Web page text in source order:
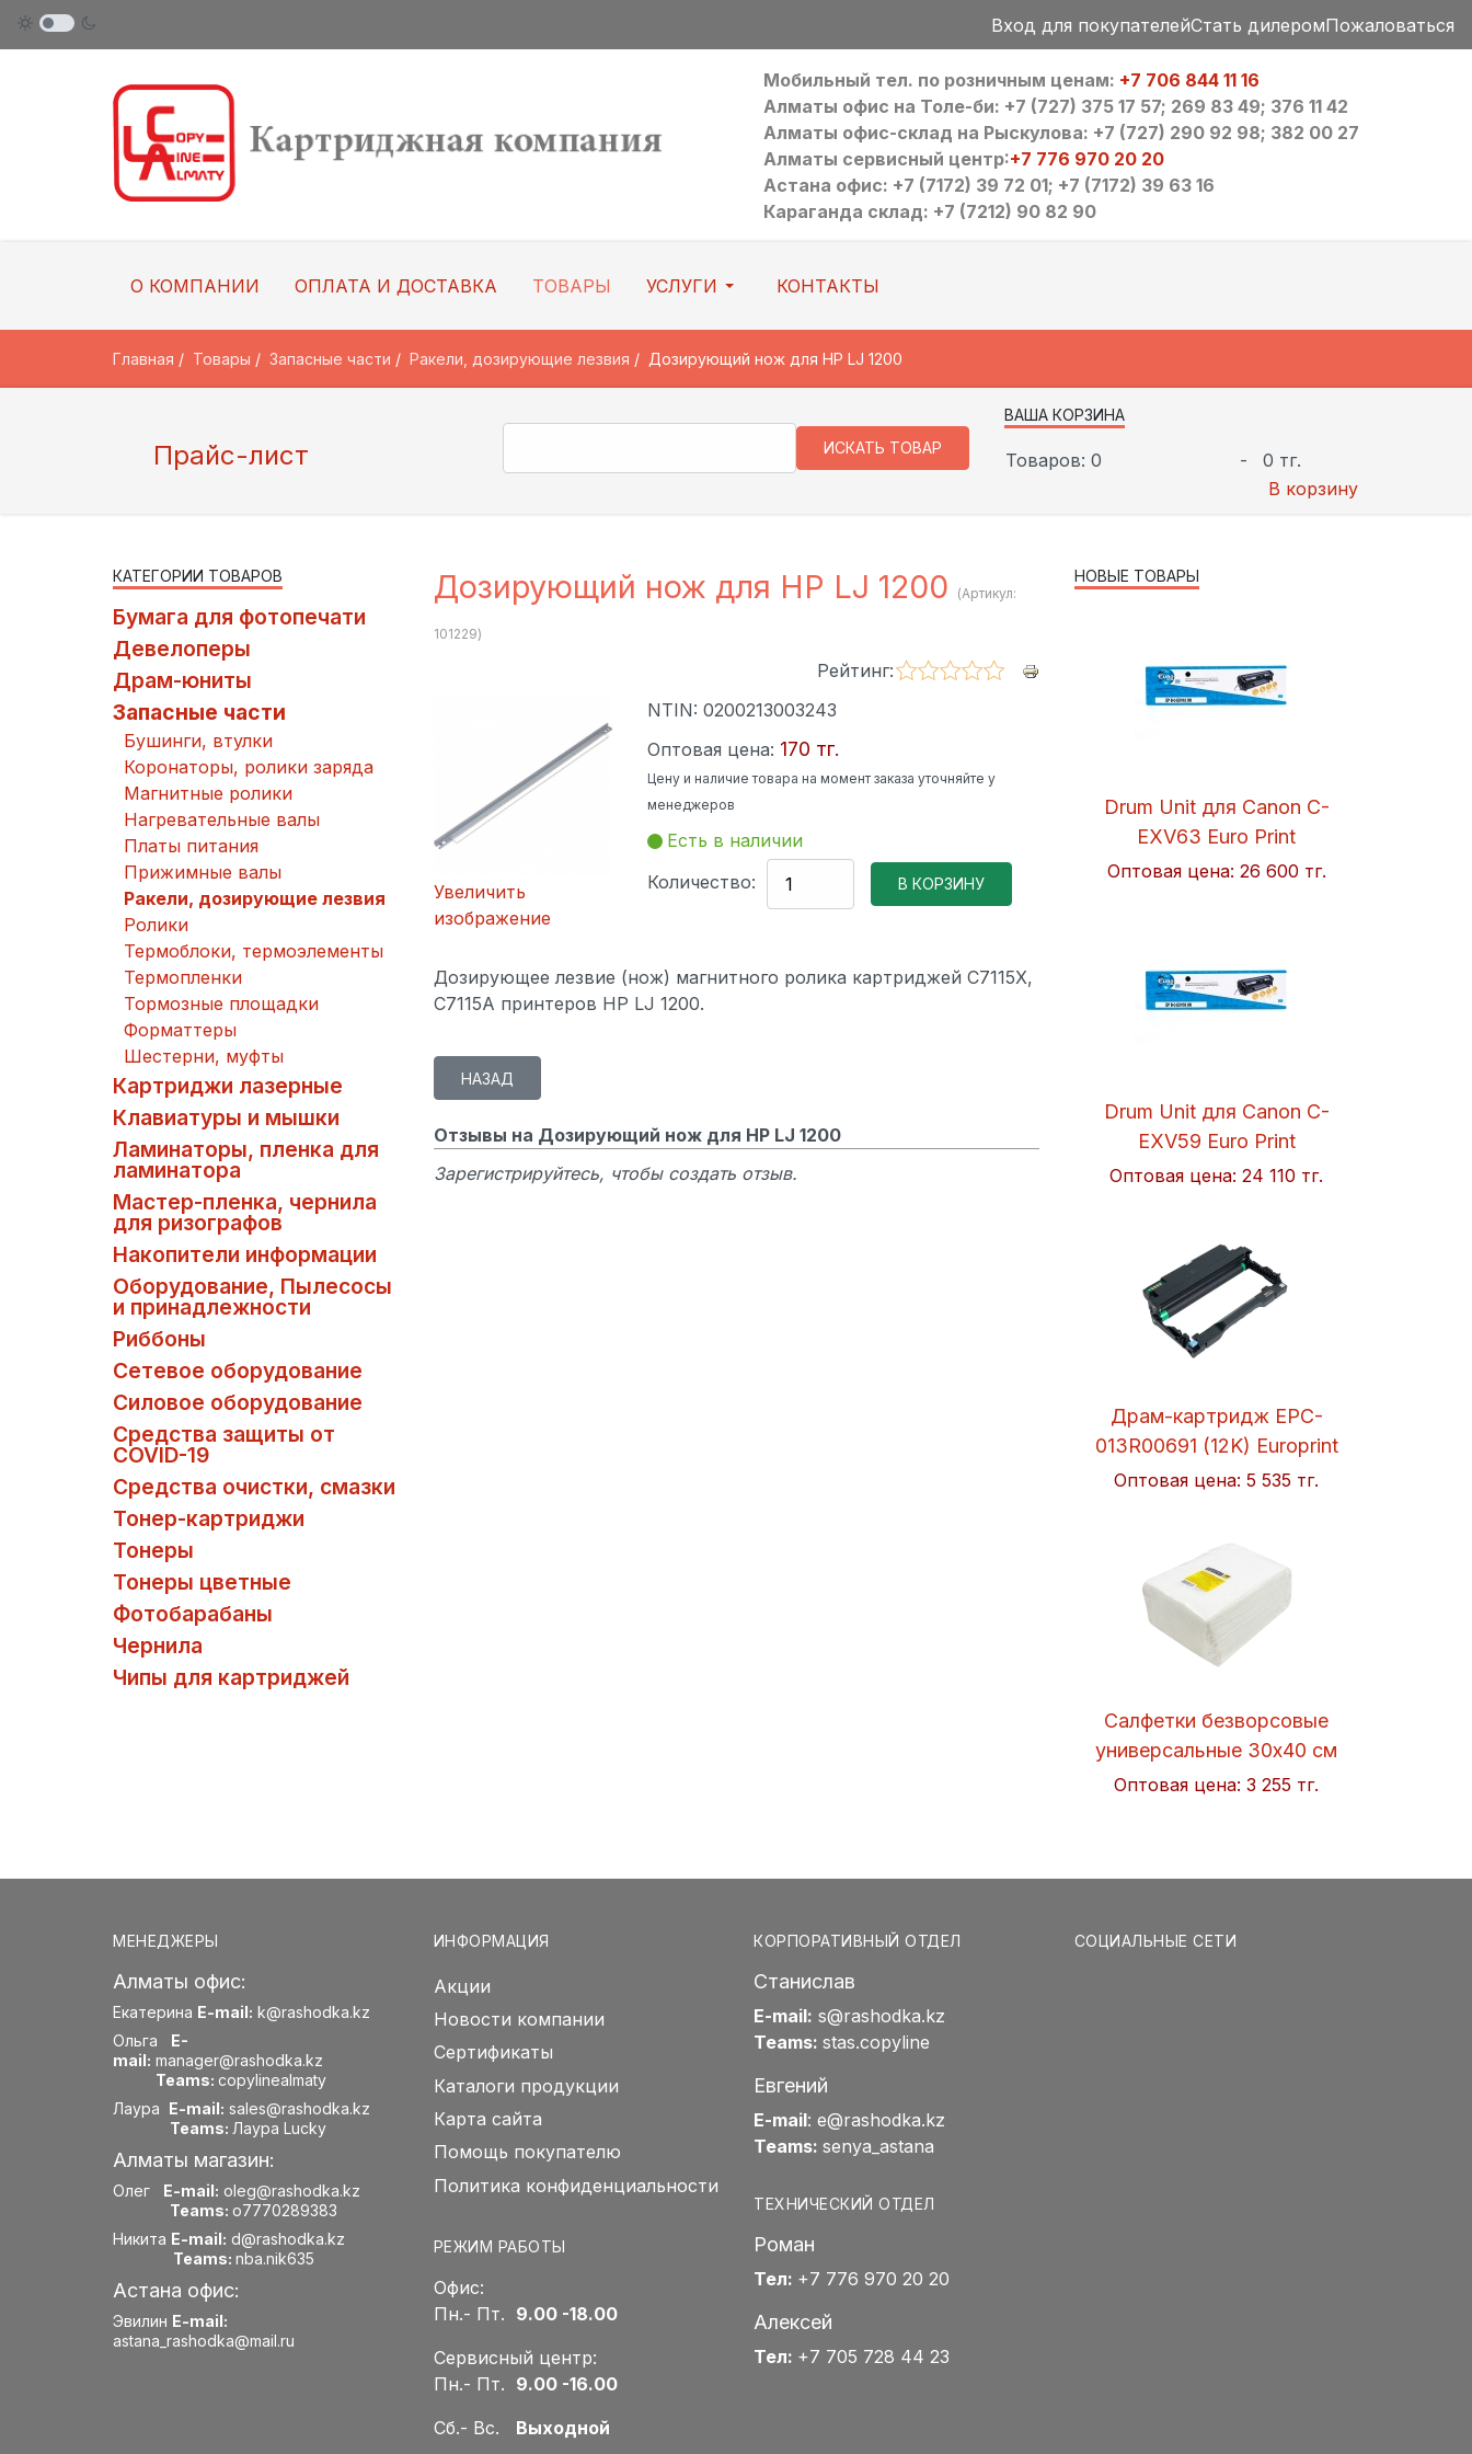
Вход для покупателейСтать дилеромПожаловаться
Мобильный тел. по розничным ценам: +7 706 844 11 16
Алматы офис на Толе-би: +7 (727) 375 17 57; 269 83 49; 376 11 42
Алматы офис-склад на Рыскулова: +7 (727) 290 92 98; 382 00 27
Алматы сервисный центр:+7 776 970 20 20
Астана офис: +7 (7172) 39 72 01; +7 (7172) 39 63 16
Караганда склад: +7 (7212) 90 82 90
О КОМПАНИИ ОПЛАТА И ДОСТАВКА ТОВАРЫ УСЛУГИ КОНТАКТЫ
Главная Товары Запасные части Ракели, дозирующие лезвия Дозирующий нож для HP LJ 1200
Прайс-лист
ВАША КОРЗИНА
Товаров: 0 -
0 тг.
В корзину
Дозирующий нож для HP LJ 1200 (Артикул:
101229)
Рейтинг:
Увеличить
изображение
NTIN: 0200213003243
Оптовая цена: 170 тг.
Цену и наличие товара на момент заказа уточняйте у
менеджеров
Есть в наличии
Количество:
Дозирующее лезвие (нож) магнитного ролика картриджей C7115X,
C7115A принтеров HP LJ 1200.
Отзывы на Дозирующий нож для HP LJ 1200
Зарегистрируйтесь, чтобы создать отзыв.
КАТЕГОРИИ ТОВАРОВ
Бумага для фотопечати
Девелоперы
Драм-юниты
Запасные части
Бушинги, втулки
Коронаторы, ролики заряда
Магнитные ролики
Нагревательные валы
Платы питания
Прижимные валы
Ракели, дозирующие лезвия
Ролики
Термоблоки, термоэлементы
Термопленки
Тормозные площадки
Форматтеры
Шестерни, муфты
Картриджи лазерные
Клавиатуры и мышки
Ламинаторы, пленка для
ламинатора
Мастер-пленка, чернила
для ризографов
Накопители информации
Оборудование, Пылесосы
и принадлежности
Риббоны
Сетевое оборудование
Силовое оборудование
Средства защиты от
COVID-19
Средства очистки, смазки
Тонер-картриджи
Тонеры
Тонеры цветные
Фотобарабаны
Чернила
Чипы для картриджей
НОВЫЕ ТОВАРЫ
Drum Unit для Canon C-
EXV63 Euro Print
Оптовая цена: 26 600 тг.
Drum Unit для Canon C-
EXV59 Euro Print
Оптовая цена:24 110 тг.
Драм-картридж EPC-
013R00691 (12K) Europrint
Оптовая цена:5 535 тг.
Салфетки безворсовые
универсальные 30x40 см
Soft 50шт/упак. Hi-BLACK
Оптовая цена:3 255 тг.
МЕНЕДЖЕРЫ
Алматы офис:
Екатерина E-mail: k@rashodka.kz
Ольга E-
mail: manager@rashodka.kz
Teams: copylinealmaty
Лаура E-mail: sales@rashodka.kz
Teams: Лаура Lucky
Алматы магазин:
Олег E-mail: oleg@rashodka.kz
Teams: o7770289383
Никита E-mail: d@rashodka.kz
Teams: nba.nik635
Астана офис:
Эвилин E-mail:
astana_rashodka@mail.ru
ИНФОРМАЦИЯ
Акции
Новости компании
Сертификаты
Каталоги продукции
Карта сайта
Помощь покупателю
Политика конфиденциальности
РЕЖИМ РАБОТЫ
Офис:
Пн.- Пт. 9.00 -18.00
Сервисный центр:
Пн.- Пт. 9.00 -16.00
Сб.- Вс. Выходной
КОРПОРАТИВНЫЙ ОТДЕЛ
Станислав
E-mail: s@rashodka.kz
Teams: stas.copyline
Евгений
E-mail: e@rashodka.kz
Teams: senya_astana
ТЕХНИЧЕСКИЙ ОТДЕЛ
Роман
Тел: +7 776 970 20 20
Алексей
Тел: +7 705 728 44 23
СОЦИАЛЬНЫЕ СЕТИ